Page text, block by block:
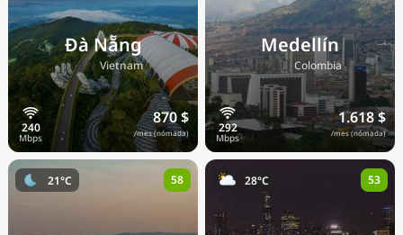
Đà Nẵng
🇻🇳Vietnam
870 $
/mes (nómada)
Medellín
🇨🇴 Colombia
1.618 $
/mes (nómada)
21°C 58 28°C 53